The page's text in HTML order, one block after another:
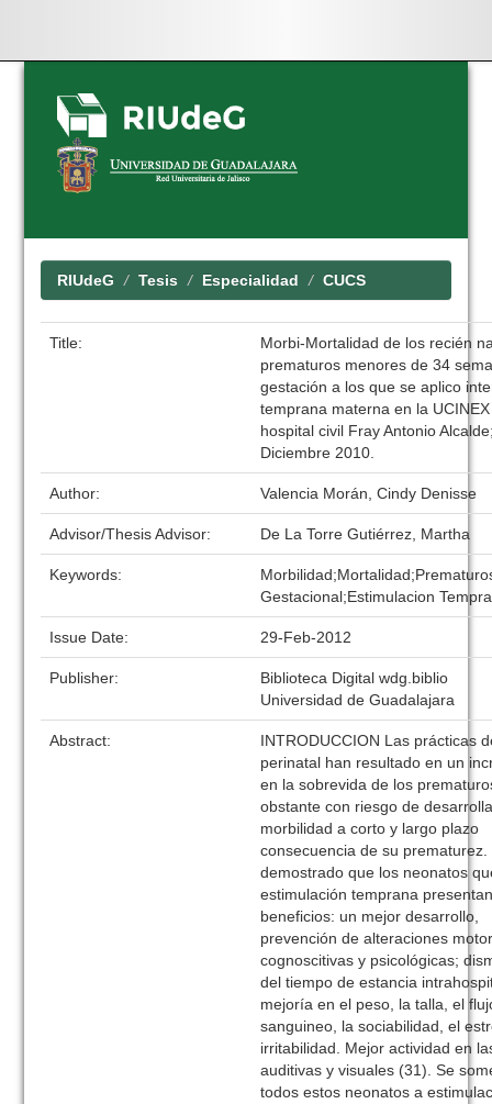
Skip
navigation
RIUdeG Tesis Especialidad CUCS
Title:
Morbi-Mortalidad de los recién
prematuros menores de 34
gestación a los que se aplico
temprana materna en la
hospital civil Fray Antonio
Diciembre 2010.
Author: Valencia Morán, Cindy Denisse
Advisor/Thesis Advisor: De La Torre Gutiérrez, Martha
Keywords:
Gestacional;Estimulacion
Issue Date: 29-Feb-2012
Publisher:
Biblioteca Digital wdg.biblio
Universidad de Guadalajara
Abstract:
INTRODUCCION Las prácticas
perinatal han resultado en un
en la sobrevida de los
obstante con riesgo de
morbilidad a corto y largo plazo
consecuencia de su prematurez.
demostrado que los neonatos
estimulación temprana
beneficios: un mejor desarrollo,
prevención de alteraciones
cognoscitivas y psicológicas;
del tiempo de estancia
mejoría en el peso, la talla, el
sanguineo, la sociabilidad, el
irritabilidad. Mejor actividad en
auditivas y visuales (31). Se
todos estos neonatos a